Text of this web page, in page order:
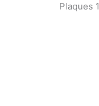
Plaques